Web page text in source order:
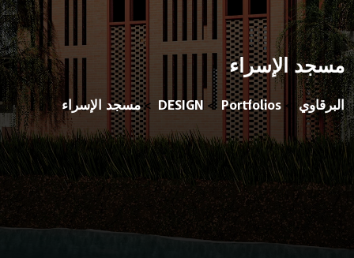
مسجد الإسراء
البرقاوي >
Portfolios
>
DESIGN
>مسجد الإسراء